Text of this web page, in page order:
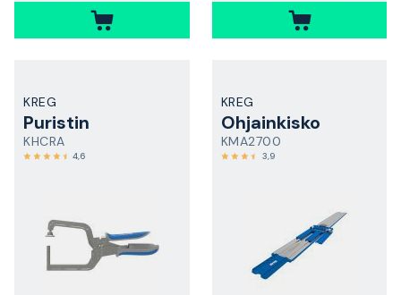
KREG
Puristin
KHCRA
4,6
KREG
Ohjainkisko
KMA2700
3,9